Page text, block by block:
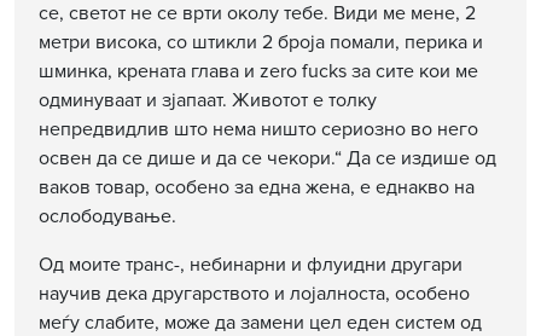
се, светот не се врти околу тебе. Види ме мене, 2
метри висока, со штикли 2 броја помали, перика и
шминка, крената глава и zero fucks за сите кои ме
одминуваат и зјапаат. Животот е толку
непредвидлив што нема ништо сериозно во него
освен да се дише и да се чекори.“ Да се издише од
ваков товар, особено за една жена, е еднакво на
ослободување.
Од моите транс-, небинарни и флуидни другари
научив дека другарството и лојалноста, особено
меѓу слабите, може да замени цел еден систем од